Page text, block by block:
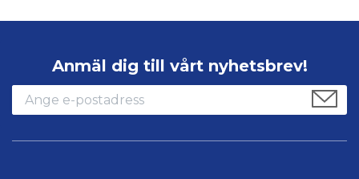
Anmäl dig till vårt nyhetsbrev!